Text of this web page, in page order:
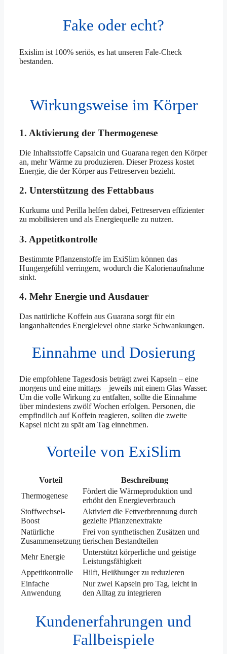
Fake oder echt?
Exislim ist 100% seriös, es hat unseren Fale-Check
bestanden.
Wirkungsweise im Körper
1. Aktivierung der Thermogenese
Die Inhaltsstoffe Capsaicin und Guarana regen den Körper
an, mehr Wärme zu produzieren. Dieser Prozess kostet
Energie, die der Körper aus Fettreserven bezieht.
2. Unterstützung des Fettabbaus
Kurkuma und Perilla helfen dabei, Fettreserven effizienter
zu mobilisieren und als Energiequelle zu nutzen.
3. Appetitkontrolle
Bestimmte Pflanzenstoffe im ExiSlim können das
Hungergefühl verringern, wodurch die Kalorienaufnahme
sinkt.
4. Mehr Energie und Ausdauer
Das natürliche Koffein aus Guarana sorgt für ein
langanhaltendes Energielevel ohne starke Schwankungen.
Einnahme und Dosierung
Die empfohlene Tagesdosis beträgt zwei Kapseln – eine
morgens und eine mittags – jeweils mit einem Glas Wasser.
Um die volle Wirkung zu entfalten, sollte die Einnahme
über mindestens zwölf Wochen erfolgen. Personen, die
empfindlich auf Koffein reagieren, sollten die zweite
Kapsel nicht zu spät am Tag einnehmen.
Vorteile von ExiSlim
Vorteil
Beschreibung
Thermogenese
Fördert die Wärmeproduktion und
erhöht den Energieverbrauch
Stoffwechsel-
Boost
Aktiviert die Fettverbrennung durch
gezielte Pflanzenextrakte
Natürliche
Zusammensetzung
Frei von synthetischen Zusätzen und
tierischen Bestandteilen
Mehr Energie
Unterstützt körperliche und geistige
Leistungsfähigkeit
Appetitkontrolle
Hilft, Heißhunger zu reduzieren
Einfache
Anwendung
Nur zwei Kapseln pro Tag, leicht in
den Alltag zu integrieren
Kundenerfahrungen und
Fallbeispiele